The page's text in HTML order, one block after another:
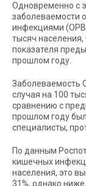
Одновременно с
заболеваемости
инфекциями
тысяч населения,
показателя
прошлом году.
Заболеваемость
случая на 100
сравнению с
прошлом году
специалисты,
По данным
кишечных
населения, это
31%, однако